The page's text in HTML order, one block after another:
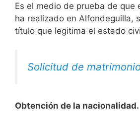
Es el medio de prueba de que
ha realizado en Alfondeguilla,
título que legitima el estado
Solicitud de matrimonio
Obtención de la nacionalidad.